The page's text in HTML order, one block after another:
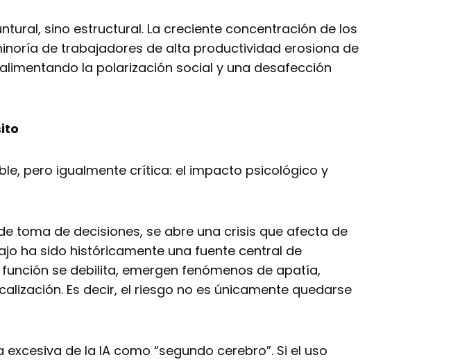
sino estructural. La creciente concentración de los
de trabajadores de alta productividad erosiona de
la polarización social y una desafección
pero igualmente crítica: el impacto psicológico y
toma de decisiones, se abre una crisis que afecta de
ha sido históricamente una fuente central de
se debilita, emergen fenómenos de apatía,
Es decir, el riesgo no es únicamente quedarse
de la IA como “segundo cerebro”. Si el uso